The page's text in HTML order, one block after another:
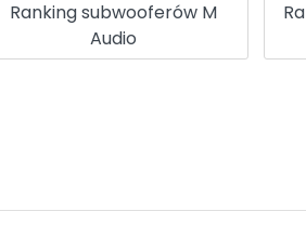
Ranking subwooferów M
Audio